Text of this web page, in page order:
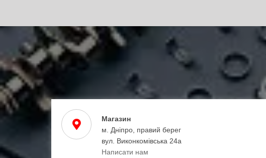
Магазин
м. Дніпро, правий берег
вул. Виконкомівська 24а
Написати нам